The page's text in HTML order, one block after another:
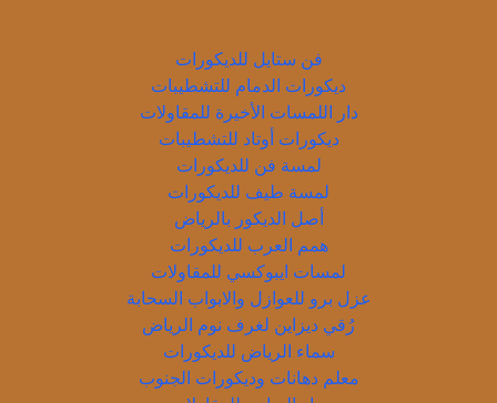
فن ستايل للديكورات
ديكورات الدمام للتشطيبات
دار اللمسات الأخيرة للمقاولات
ديكورات أوتاد للتشطيبات
لمسة فن للديكورات
لمسة طيف للديكورات
أصل الديكور بالرياض
همم العرب للديكورات
لمسات ايبوكسي للمقاولات
عزل برو للعوازل والابواب السحابة
رُقي ديزاين لغرف نوم الرياض
سماء الرياض للديكورات
معلم دهانات وديكورات الجنوب